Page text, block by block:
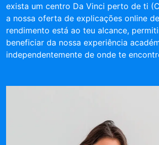
exista um centro Da Vinci perto de ti
a nossa oferta de explicações online
rendimento está ao teu alcance,
beneficiar da nossa experiência
independentemente de onde te